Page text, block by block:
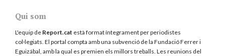
Qui som
L'equip de Report.cat està format íntegrament per periodistes
col·legiats. El portal compta amb una subvenció de la Fundació Ferrer i
Eguizábal, amb la qual es premien els millors treballs. Les reunions del